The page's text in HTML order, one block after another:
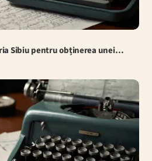
Sibiu pentru obținerea unei…